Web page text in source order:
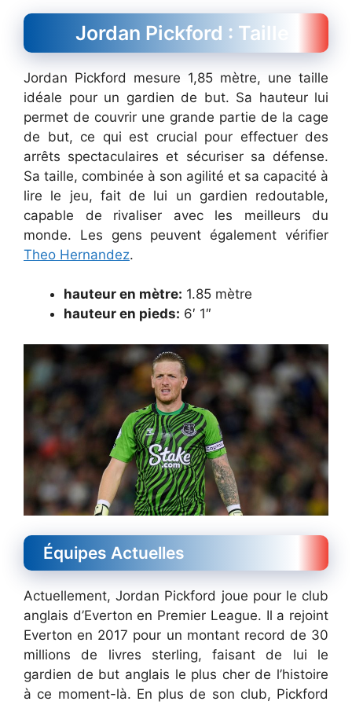
Jordan Pickford : Taille
Jordan Pickford mesure 1,85 mètre, une taille
idéale pour un gardien de but. Sa hauteur lui
permet de couvrir une grande partie de la cage
de but, ce qui est crucial pour effectuer des
arrêts spectaculaires et sécuriser sa défense.
Sa taille, combinée à son agilité et sa capacité à
lire le jeu, fait de lui un gardien redoutable,
capable de rivaliser avec les meilleurs du
monde. Les gens peuvent également vérifier
Theo Hernandez.
hauteur en mètre: 1.85 mètre
hauteur en pieds: 6′ 1″
Équipes Actuelles
Actuellement, Jordan Pickford joue pour le club
anglais d’Everton en Premier League. Il a rejoint
Everton en 2017 pour un montant record de 30
millions de livres sterling, faisant de lui le
gardien de but anglais le plus cher de l’histoire
à ce moment-là. En plus de son club, Pickford